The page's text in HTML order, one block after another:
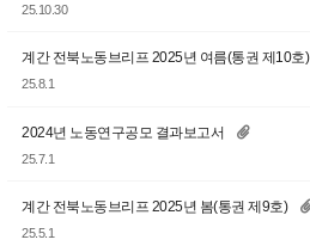
25.10.30
계간 전북노동브리프 2025년 여름(통권 제10호)
25.8.1
2024년 노동연구공모 결과보고서
25.7.1
계간 전북노동브리프 2025년 봄(통권 제9호)
25.5.1